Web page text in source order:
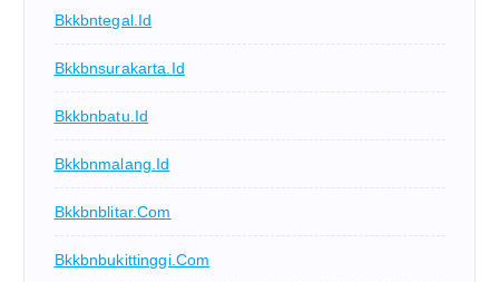
Bkkbntegal.id
Bkkbnsurakarta.id
Bkkbnbatu.id
Bkkbnmalang.id
Bkkbnblitar.com
Bkkbnbukittinggi.com